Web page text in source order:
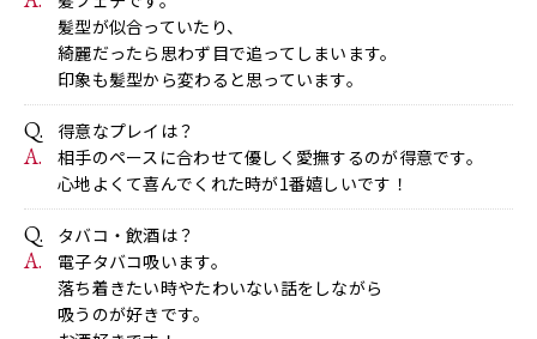
髪型が似合っていたり、
綺麗だったら思わず目で追ってしまいます。
印象も髪型から変わると思っています。
得意なプレイは？
相手のペースに合わせて優しく愛撫するのが得意です。
心地よくて喜んでくれた時が1番嬉しいです！
タバコ・飲酒は？
電子タバコ吸います。
落ち着きたい時やたわいない話をしながら
吸うのが好きです。